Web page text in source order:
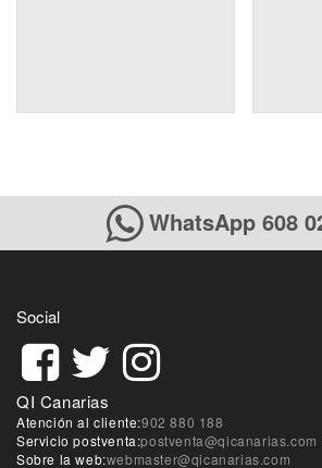
WhatsApp 608
Social
QI Canarias
Atención al cliente:902 880 188
Servicio postventa:postventa@qicanarias.com
Sobre la web:webmaster@qicanarias.com